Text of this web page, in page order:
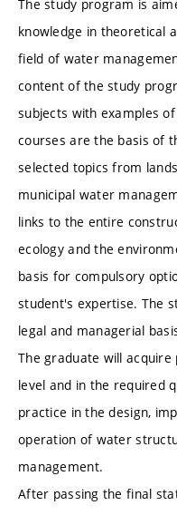
The study program is
knowledge in theoretical
field of water
content of the study
subjects with examples
courses are the basis of
selected topics from
municipal water
links to the entire
ecology and the
basis for compulsory
student's expertise. The
legal and managerial
The graduate will
level and in the required
practice in the design,
operation of water
management.
After passing the final